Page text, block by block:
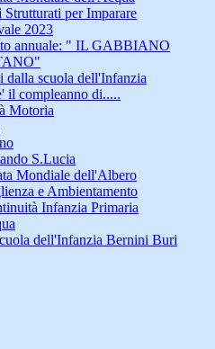
Strutturati per Imparare
2023
annuale: " IL GABBIANO
dalla scuola dell'Infanzia
il compleanno di.....
Motoria
S.Lucia
Mondiale dell'Albero
e Ambientamento
Infanzia Primaria
dell'Infanzia Bernini Buri